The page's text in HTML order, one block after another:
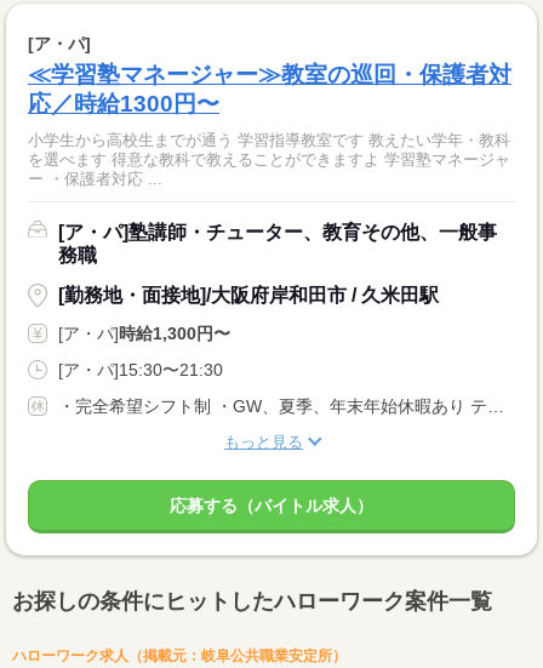
[ア・パ]
≪学習塾マネージャー≫教室の巡回・保護者対
応／時給1300円〜
小学生から高校生までが通う 学習指導教室です 教えたい学年・教科
を選べます 得意な教科で教えることができますよ 学習塾マネージャ
ー ・保護者対応 ...
[ア・パ]塾講師・チューター、教育その他、一般事
務職
[勤務地・面接地]/大阪府岸和田市 / 久米田駅
[ア・パ]時給1,300円〜
[ア・パ]15:30〜21:30
もっと見る
応募する（バイトル求人）
お探しの条件にヒットしたハローワーク案件一覧
ハローワーク求人（掲載元：岐阜公共職業安定所）